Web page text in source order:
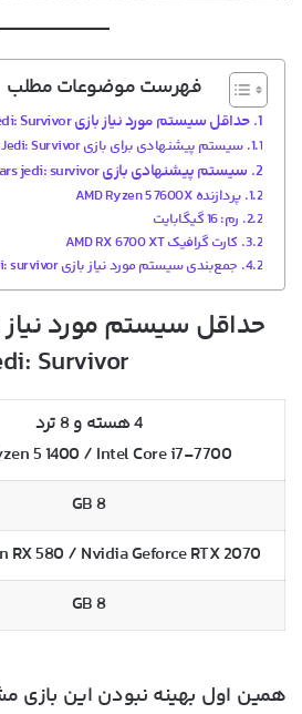
فهرست موضوعات مطلب
حداقل سیستم مورد نیاز بازی Star Wars Jedi: Survivor
سیستم پیشنهادی برای بازی Star Wars Jedi: Survivor
سیستم پیشنهادی بازی Star wars jedi: survivor
پردازنده AMD Ryzen 5 7600X
رم: 16 گیگابایت
کارت گرافیک AMD RX 6700 XT
جمع‌بندی سیستم مورد نیاز بازی star wars jedi: survivor
Survivor
4 هسته و 8 ترد
5 1400 / Intel Core i7-7700
8 GB
RX 580 / Nvidia Geforce RTX 2070
8 GB
همین اول بهینه نبودن این